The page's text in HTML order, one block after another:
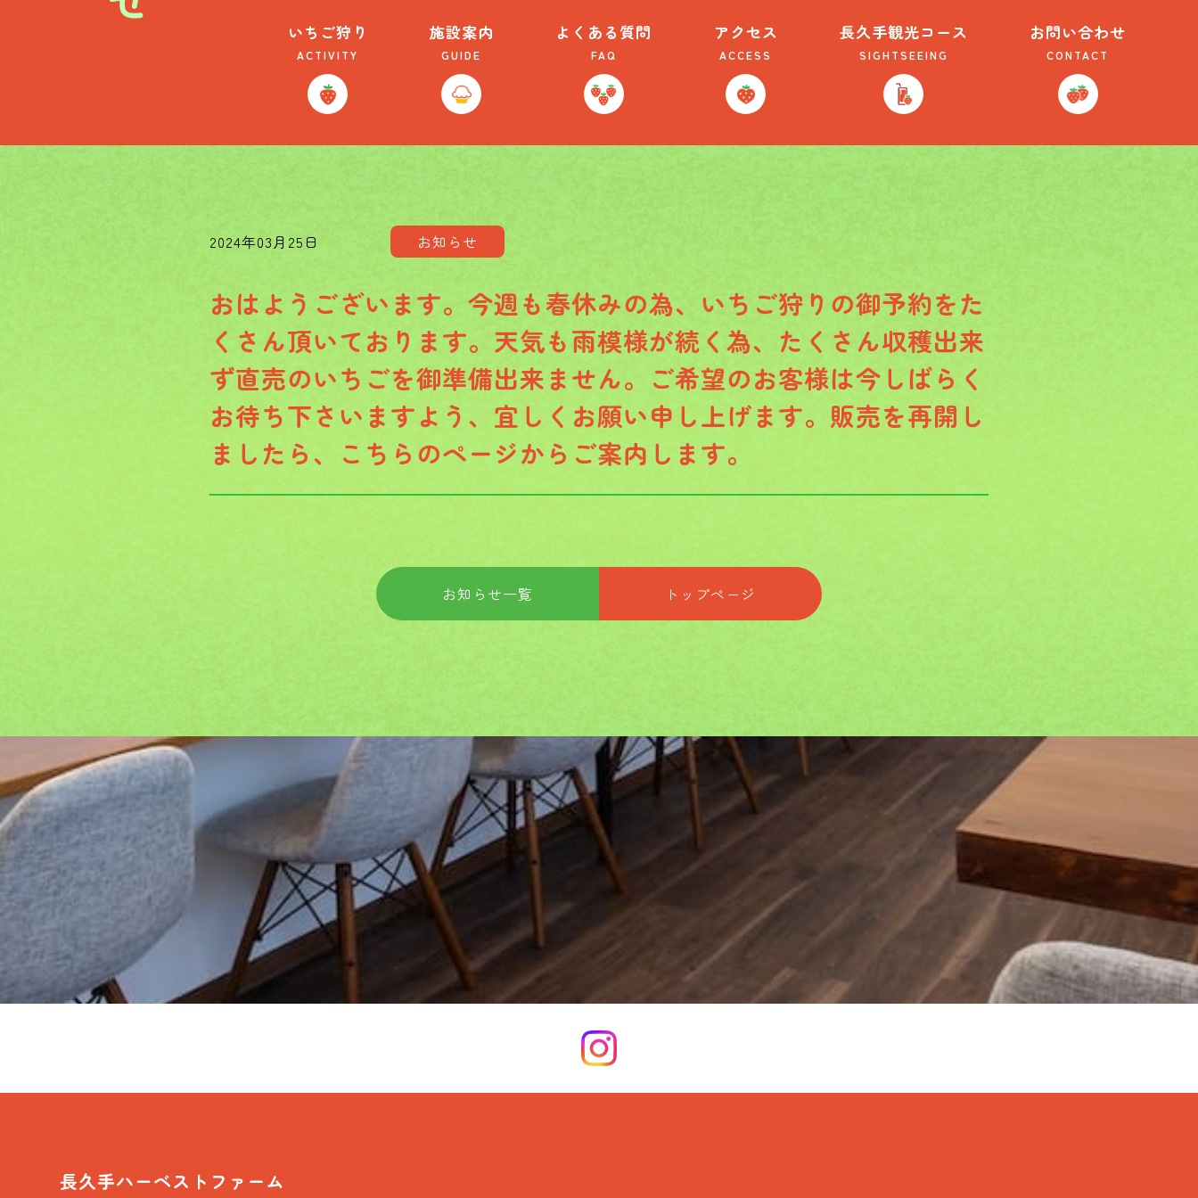
いちご狩り
ACTIVITY
施設案内
GUIDE
よくある質問
FAQ
アクセス
ACCESS
長久手観光コース
SIGHTSEEING
お問い合わせ
CONTACT
2024年03月25日 お知らせ
おはようございます。今週も春休みの為、いちご狩りの御予約をた
くさん頂いております。天気も雨模様が続く為、たくさん収穫出来
ず直売のいちごを御準備出来ません。ご希望のお客様は今しばらく
お待ち下さいますよう、宜しくお願い申し上げます。販売を再開し
ましたら、こちらのページからご案内します。
お知らせ一覧 トップページ